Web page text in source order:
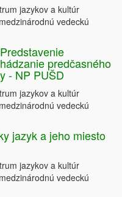
jazykov a kultúr
vedeckú
predčasného
- NP PUŠD
jazykov a kultúr
vedeckú
jazyk a jeho miesto
jazykov a kultúr
vedeckú